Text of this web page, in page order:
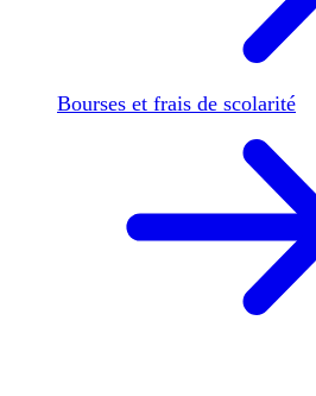
Bourses et frais de scolarité